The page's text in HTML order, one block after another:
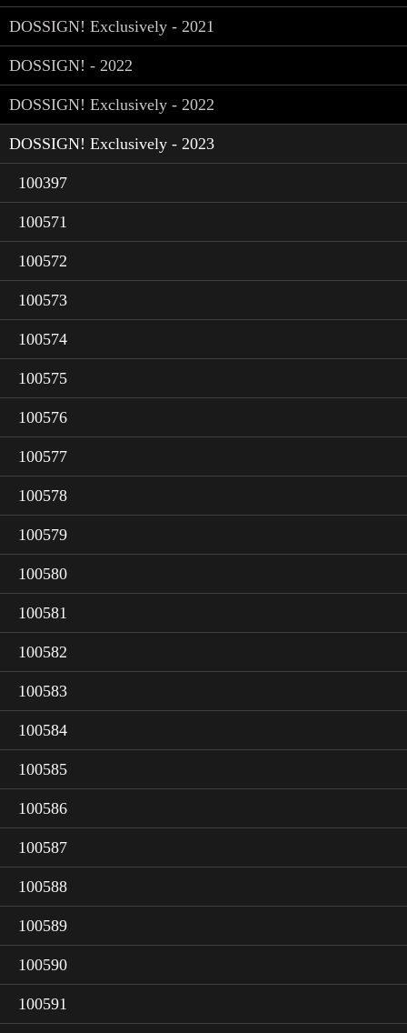
DOSSIGN! Exclusively - 2021
DOSSIGN! - 2022
DOSSIGN! Exclusively - 2022
DOSSIGN! Exclusively - 2023
100397
100571
100572
100573
100574
100575
100576
100577
100578
100579
100580
100581
100582
100583
100584
100585
100586
100587
100588
100589
100590
100591